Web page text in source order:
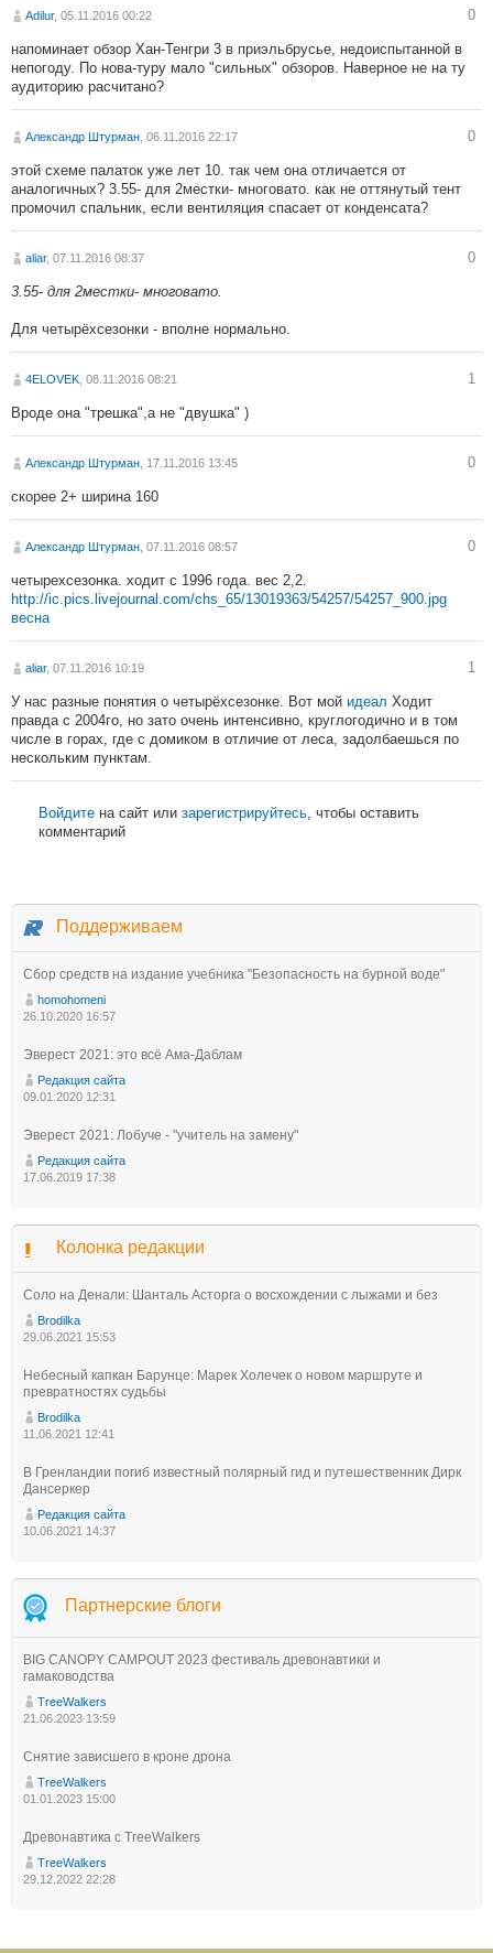
Adilur, 05.11.2016 00:22 0
напоминает обзор Хан-Тенгри 3 в приэльбрусье, недоиспытанной в
непогоду. По нова-туру мало "сильных" обзоров. Наверное не на ту
аудиторию расчитано?
Александр Штурман , 06.11.2016 22:17 0
этой схеме палаток уже лет 10. так чем она отличается от
аналогичных? 3.55- для 2местки- многовато. как не оттянутый тент
промочил спальник, если вентиляция спасает от конденсата?
aliar, 07.11.2016 08:37 0
3.55- для 2местки- многовато.
Для четырёхсезонки - вполне нормально.
4ELOVEK , 08.11.2016 08:21 1
Вроде она "трешка",а не "двушка" )
Александр Штурман , 17.11.2016 13:45 0
скорее 2+ ширина 160
Александр Штурман , 07.11.2016 08:57 0
четырехсезонка. ходит с 1996 года. вес 2,2.
http://ic.pics.livejournal.com/chs_65/13019363/54257/54257_900.jpg
весна
aliar, 07.11.2016 10:19 1
У нас разные понятия о четырёхсезонке. Вот мой идеал Ходит
правда с 2004го, но зато очень интенсивно, круглогодично и в том
числе в горах, где с домиком в отличие от леса, задолбаешься по
нескольким пунктам.
Войдите на сайт или зарегистрируйтесь , чтобы оставить
комментарий
Поддерживаем
Сбор средств на издание учебника "Безопасность на бурной воде"
homohomeni
26.10.2020 16:57
Эверест 2021: это всё Ама-Даблам
Редакция сайта
09.01.2020 12:31
Эверест 2021: Лобуче - "учитель на замену"
Редакция сайта
17.06.2019 17:38
Колонка редакции
Соло на Денали: Шанталь Асторга о восхождении с лыжами и без
Brodilka
29.06.2021 15:53
Небесный капкан Барунце: Марек Холечек о новом маршруте и
превратностях судьбы
Brodilka
11.06.2021 12:41
В Гренландии погиб известный полярный гид и путешественник Дирк
Дансеркер
Редакция сайта
10.06.2021 14:37
Партнерские блоги
BIG CANOPY CAMPOUT 2023 фестиваль древонавтики и
гамаководства
TreeWalkers
21.06.2023 13:59
Снятие зависшего в кроне дрона
TreeWalkers
01.01.2023 15:00
Древонавтика с TreeWalkers
TreeWalkers
29.12.2022 22:28